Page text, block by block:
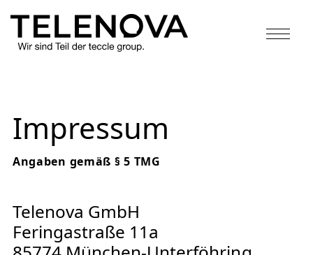
Zum
Inhalt
Telenova IT-Kommunikationslösungen
Impressum
Angaben gemäß § 5 TMG
Telenova GmbH
Feringastraße 11a